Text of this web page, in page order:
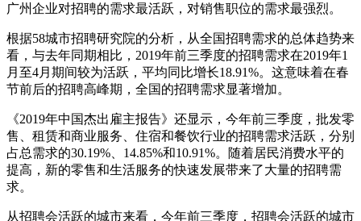
广州企业对招聘的需求最活跃，对销售职位的需求最强烈。
根据58城市招聘研究院的分析，从全国招聘需求的总体趋势来
看，与去年同期相比，2019年前三季度的招聘需求在2019年1
月至4月期间较为活跃，平均同比增长18.91%。这意味着在春
节前后的招聘高峰期，全国的招聘需求显著增加。
《2019年中国杰出雇主报告》还显示，今年前三季度，批发零
售、租赁和商业服务、住宿和餐饮行业的招聘需求活跃，分别
占总需求的30.19%、14.85%和10.91%。随着居民消费水平的
提高，新的零售和生活服务的快速发展带来了大量的招聘需
求。
从招聘会活跃的城市来看，今年前三季度，招聘会活跃的城市